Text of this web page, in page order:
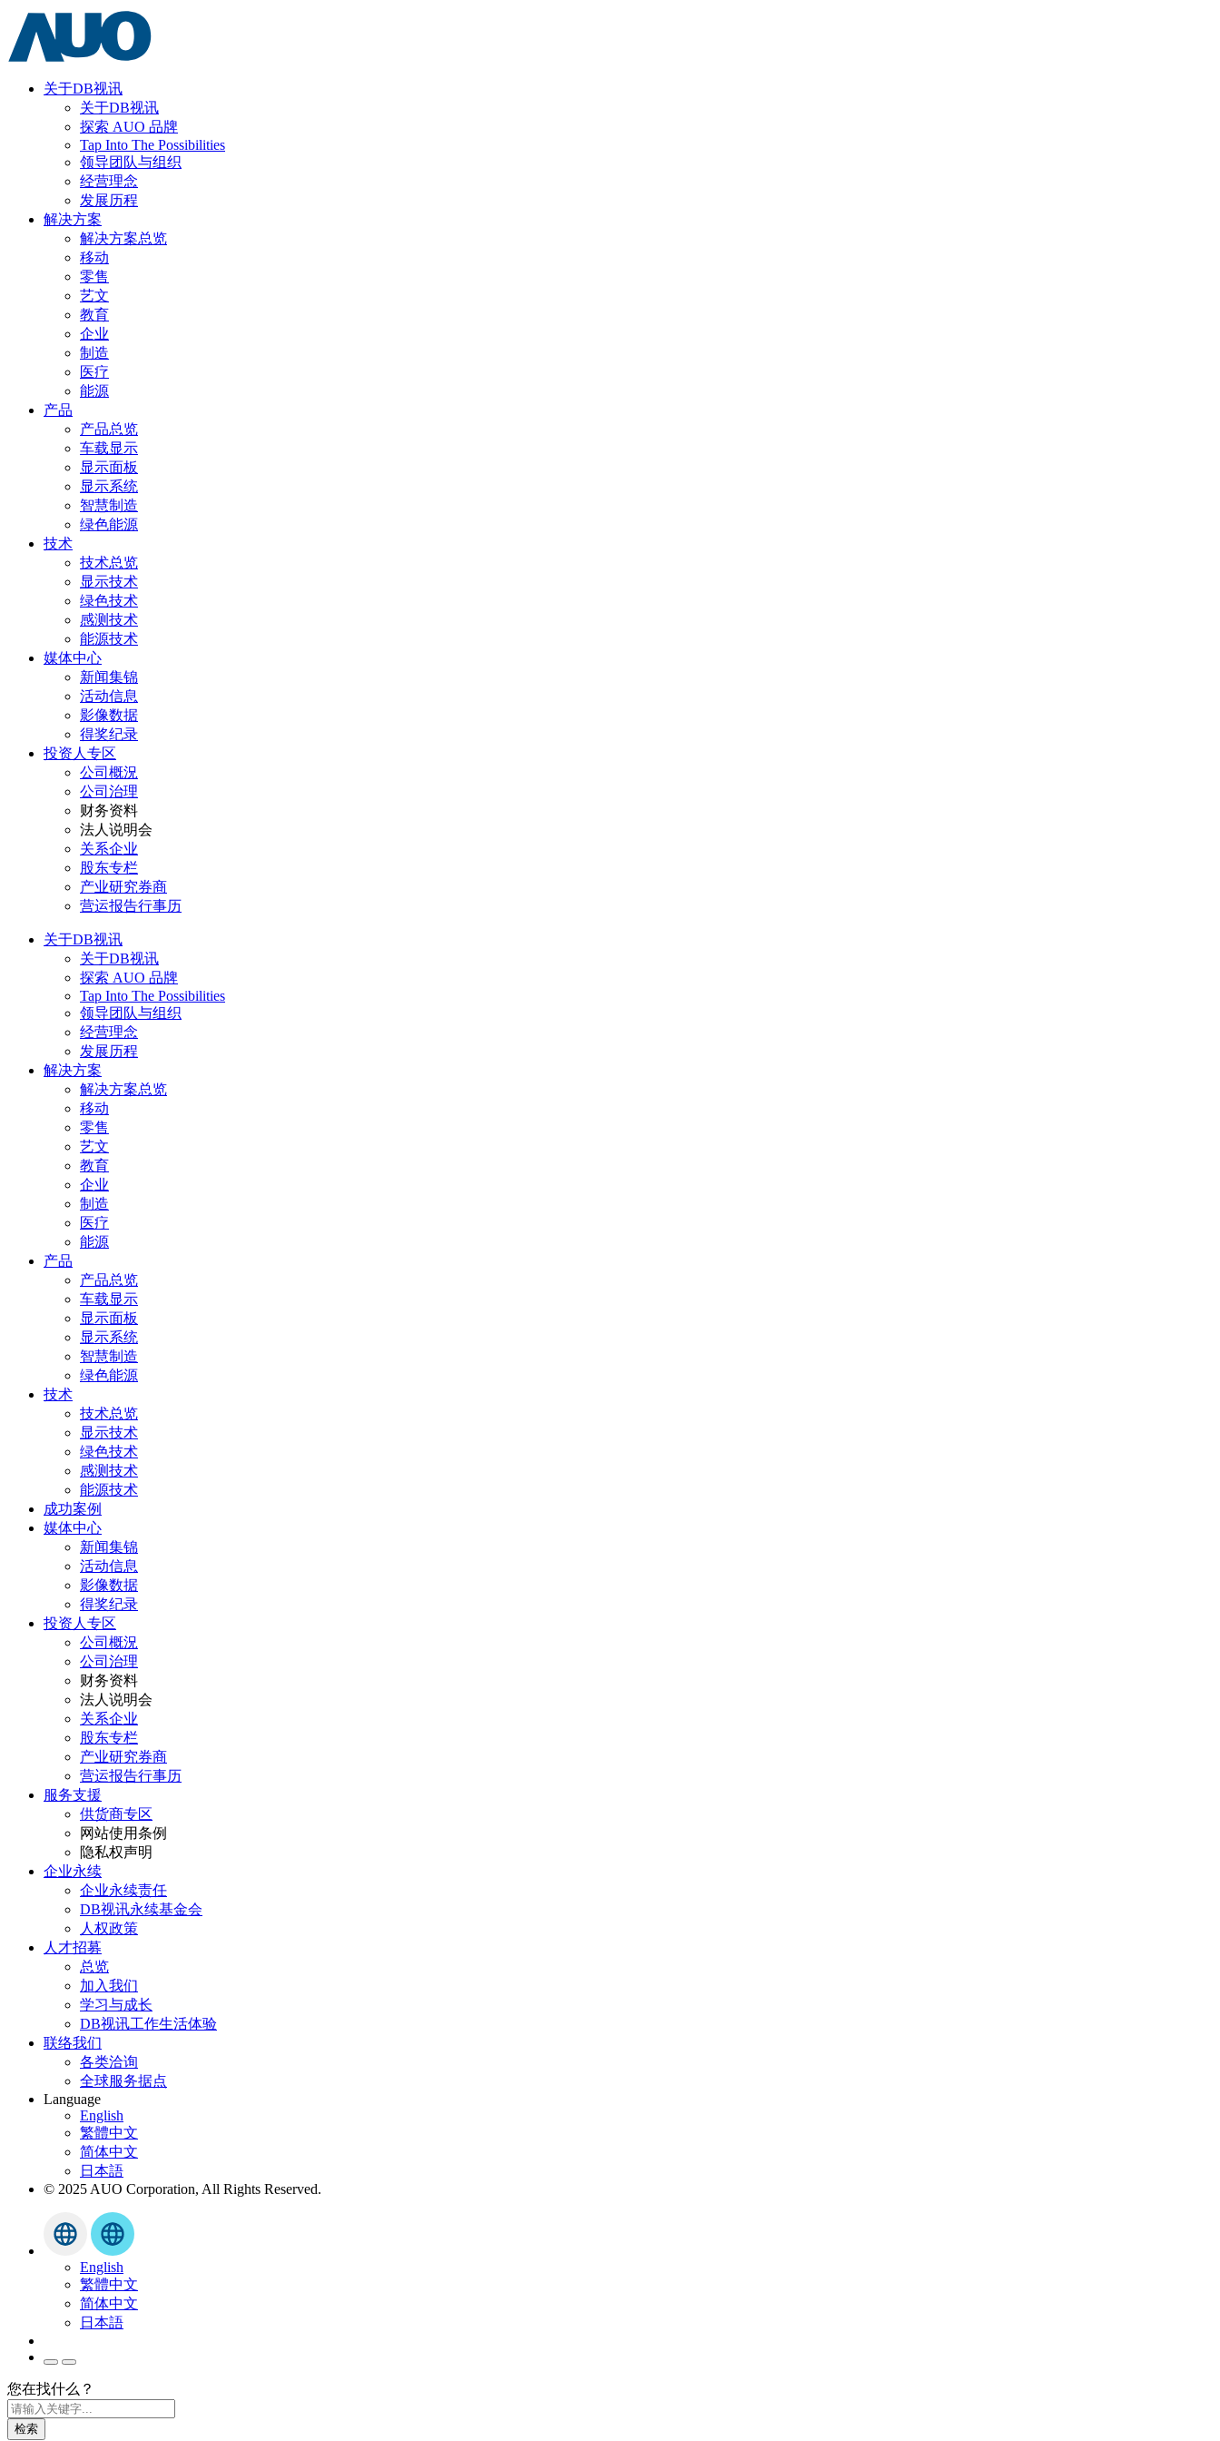
关于DB视讯
关于DB视讯
探索 AUO 品牌
Tap Into The Possibilities
领导团队与组织
经营理念
发展历程
解决方案
解决方案总览
移动
零售
艺文
教育
企业
制造
医疗
能源
产品
产品总览
车载显示
显示面板
显示系统
智慧制造
绿色能源
技术
技术总览
显示技术
绿色技术
感测技术
能源技术
媒体中心
新闻集锦
活动信息
影像数据
得奖纪录
投资人专区
公司概況
公司治理
财务资料
法人说明会
关系企业
股东专栏
产业研究券商
营运报告行事历
关于DB视讯
关于DB视讯
探索 AUO 品牌
Tap Into The Possibilities
领导团队与组织
经营理念
发展历程
解决方案
解决方案总览
移动
零售
艺文
教育
企业
制造
医疗
能源
产品
产品总览
车载显示
显示面板
显示系统
智慧制造
绿色能源
技术
技术总览
显示技术
绿色技术
感测技术
能源技术
成功案例
媒体中心
新闻集锦
活动信息
影像数据
得奖纪录
投资人专区
公司概況
公司治理
财务资料
法人说明会
关系企业
股东专栏
产业研究券商
营运报告行事历
服务支援
供货商专区
网站使用条例
隐私权声明
企业永续
企业永续责任
DB视讯永续基金会
人权政策
人才招募
总览
加入我们
学习与成长
DB视讯工作生活体验
联络我们
各类洽询
全球服务据点
Language
English
繁體中文
简体中文
日本語
© 2025 AUO Corporation, All Rights Reserved.
English
繁體中文
简体中文
日本語
您在找什么？
检索